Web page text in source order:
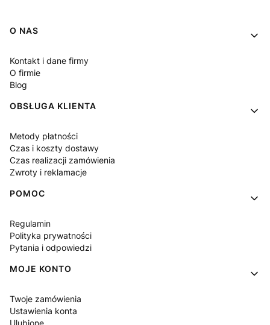
Linki w stopce
O NAS
Kontakt i dane firmy
O firmie
Blog
OBSŁUGA KLIENTA
Metody płatności
Czas i koszty dostawy
Czas realizacji zamówienia
Zwroty i reklamacje
POMOC
Regulamin
Polityka prywatności
Pytania i odpowiedzi
MOJE KONTO
Twoje zamówienia
Ustawienia konta